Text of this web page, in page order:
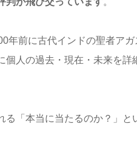
年前に古代インドの聖者アガ
人の過去・現在・未来を詳
る「本当に当たるのか？」と